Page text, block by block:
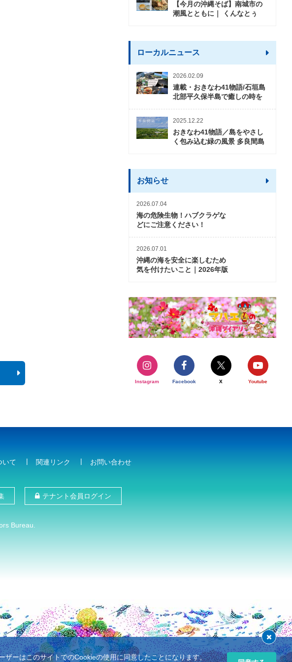
【今月の沖縄そば】南城市の
潮風とともに｜ くんなとぅ
ローカルニュース
2026.02.09
連載・おきなわ41物語/石垣島
北部平久保半島で癒しの時を
2025.12.22
おきなわ41物語／島をやさし
く包み込む緑の風景 多良間島
お知らせ
2026.07.04
海の危険生物！ハブクラゲな
どにご注意ください！
2026.07.01
沖縄の海を安全に楽しむため
気を付けたいこと｜2026年版
Instagram Facebook X Youtube
いて 関連リンク お問い合わせ
テナント会員ログイン
Bureau.
ーはこのサイトでのCookieの使用に同意したことになります。